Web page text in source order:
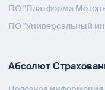
ПО "Платформа
ПО "Универсальный
Абсолют